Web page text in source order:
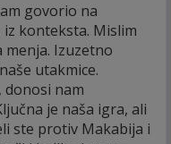
govorio na
konteksta. Mislim
menja. Izuzetno
utakmice.
donosi nam
je naša igra, ali
ste protiv Makabija i